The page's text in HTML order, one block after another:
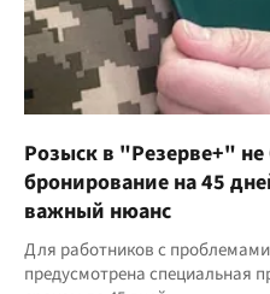
Розыск в "Резерве+" не
бронирование на 45
важный нюанс
Для работников с проблемами
предусмотрена специальная